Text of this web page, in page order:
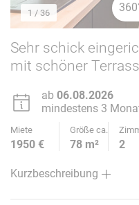
1 / 36
Sehr schick
mit schöner
ab 06.08.2026
mindestens 3
Miete Größe ca.
1950 € 78 m² 2
Kurzbeschreibung